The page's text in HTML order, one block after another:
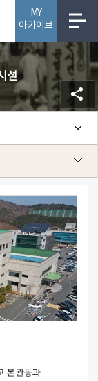
MY
아카이브
설
본관동과